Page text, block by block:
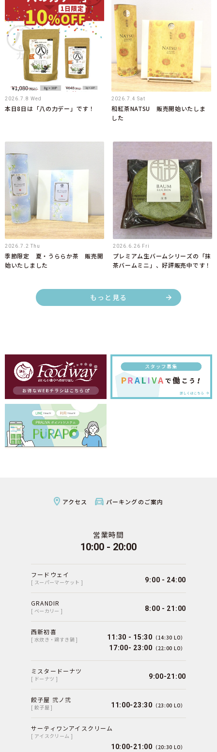
2026.7.8 Wed
本日8日は「八の力デー」です！
2026.7.4 Sat
和紅茶NATSU 販売開始いたしま
した
2026.7.2 Thu
季節限定 夏・うららか茶 販売開
始いたしました
2026.6.26 Fri
プレミアム生バームシリーズの「抹
茶バームミニ」、好評販売中です！
もっと見る
アクセス パーキングのご案内
営業時間
10:00 - 20:00
フードウェイ
[ スーパーマーケット ] 9:00 - 24:00
GRANDIR
[ ベーカリー ] 8:00 - 21:00
西新初喜
[ 水炊き・鶏すき鍋 ] 11:30 - 15:30 （14:30 LO）
17:00- 23:00 （22:00 LO）
ミスタードーナツ
[ ドーナツ ] 9:00-21:00
餃子屋 弐ノ弐
[ 餃子屋 ] 11:00-23:30 （23:00 LO）
サーティワンアイスクリーム
[ アイスクリーム ]
10:00-21:00 （20:30 LO）